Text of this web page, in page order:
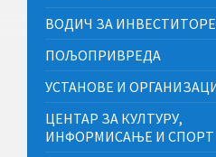
ВОДИЧ ЗА ИНВЕСТИТОРЕ
ПОЉОПРИВРЕДА
УСТАНОВЕ И
ЦЕНТАР ЗА КУЛТУРУ,
ИНФОРМИСАЊЕ И СПОРТ